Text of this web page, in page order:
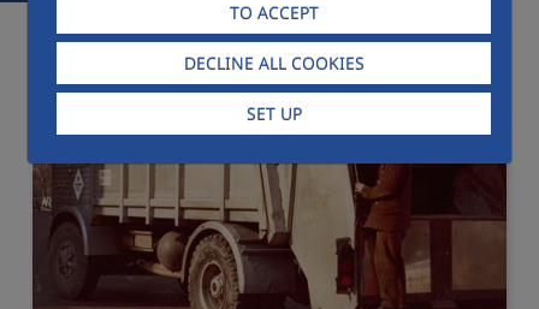
TO ACCEPT
DECLINE ALL COOKIES
SET UP